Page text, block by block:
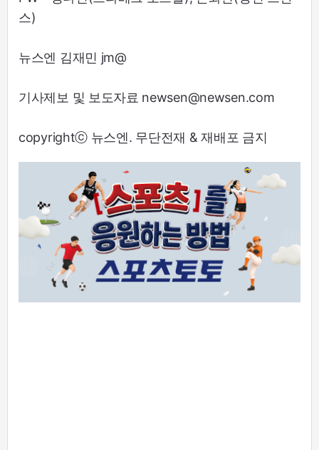
스)
뉴스엔 김재민 jm@
기사제보 및 보도자료 newsen@newsen.com
copyrightⓒ 뉴스엔. 무단전재 & 재배포 금지